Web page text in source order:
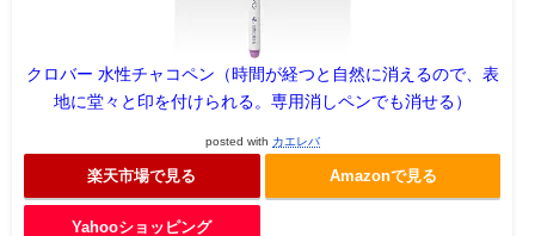
クロバー 水性チャコペン（時間が経つと自然に消えるので、表
地に堂々と印を付けられる。専用消しペンでも消せる）
posted with カエレバ
楽天市場で見る Amazonで見る
Yahooショッピング